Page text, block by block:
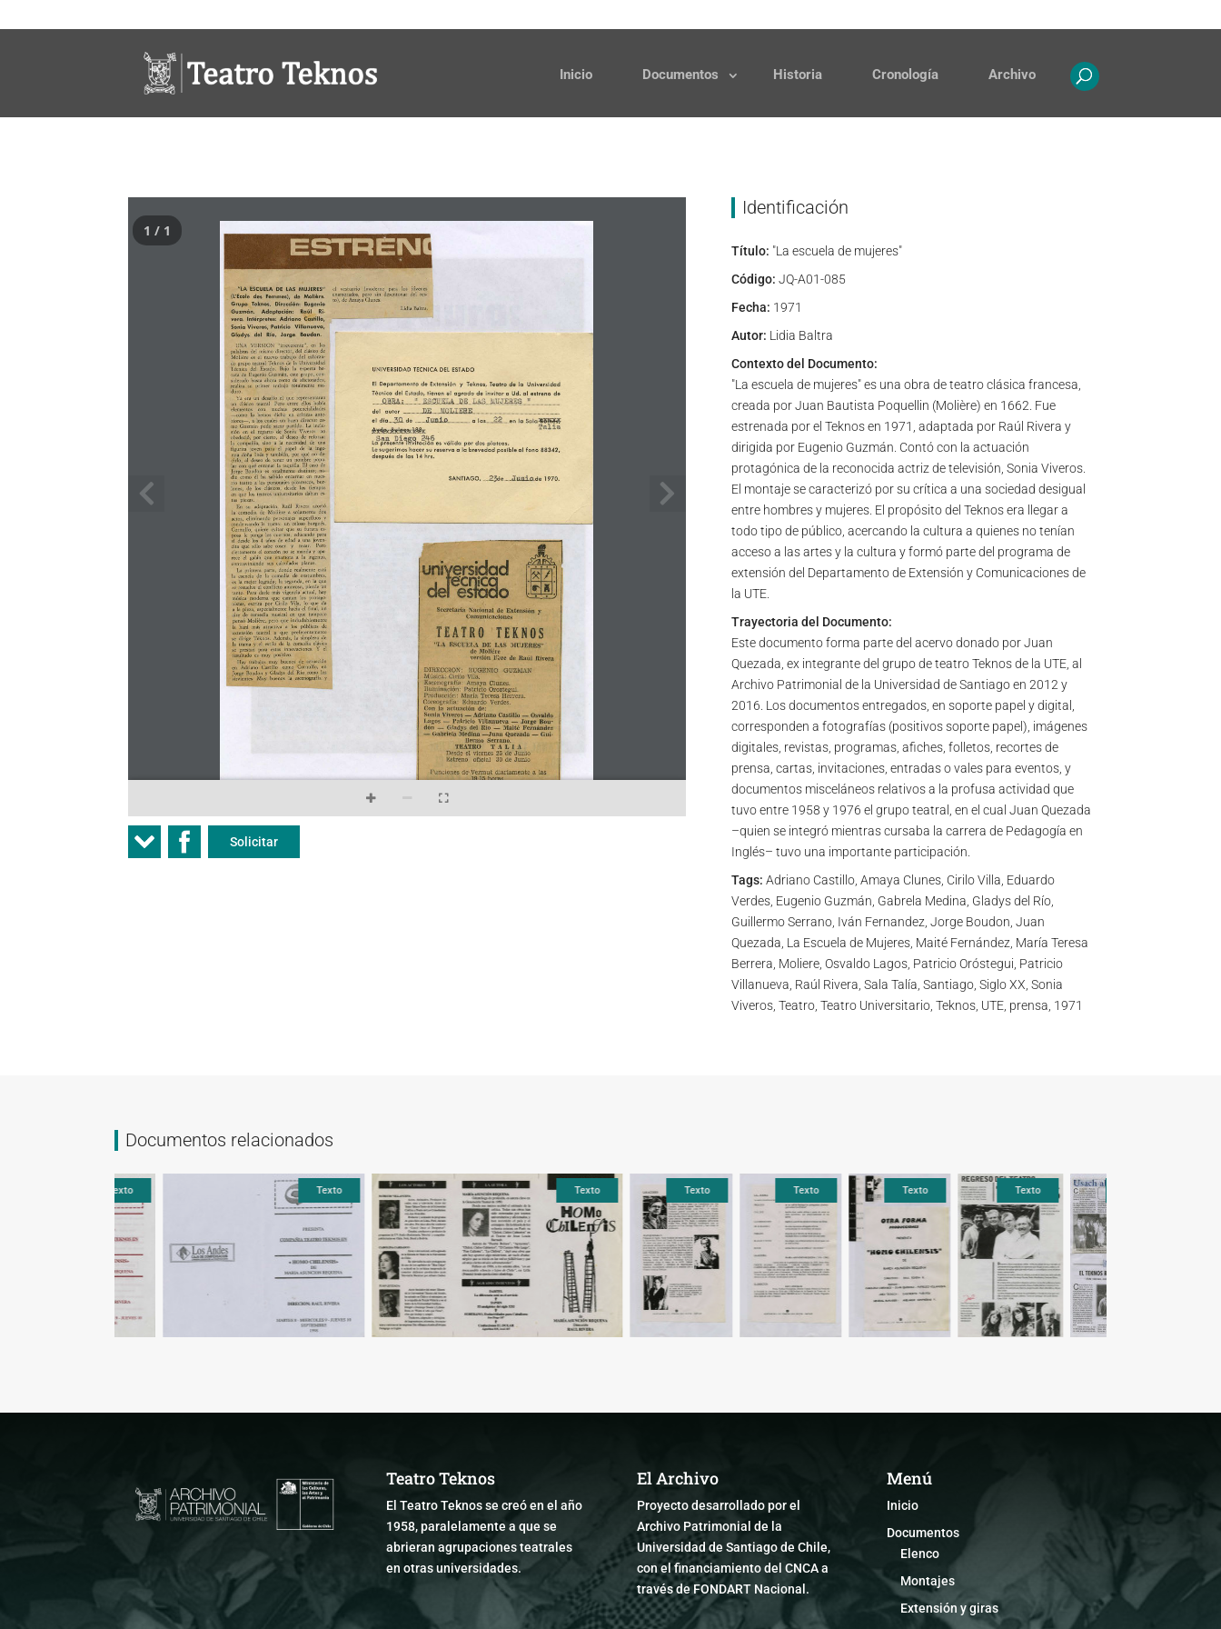
Inicio Documentos Historia Cronología Archivo
1 / 1
Solicitar
Identificación
Título: "La escuela de mujeres"
Código: JQ-A01-085
Fecha: 1971
Autor: Lidia Baltra
Contexto del Documento:
"La escuela de mujeres" es una obra de teatro clásica francesa,
creada por Juan Bautista Poquellin (Molière) en 1662. Fue
estrenada por el Teknos en 1971, adaptada por Raúl Rivera y
dirigida por Eugenio Guzmán. Contó con la actuación
protagónica de la reconocida actriz de televisión, Sonia Viveros.
El montaje se caracterizó por su crítica a una sociedad desigual
entre hombres y mujeres. El propósito del Teknos era llegar a
todo tipo de público, acercando la cultura a quienes no tenían
acceso a las artes y la cultura y formó parte del programa de
extensión del Departamento de Extensión y Comunicaciones de
la UTE.
Trayectoria del Documento:
Este documento forma parte del acervo donado por Juan
Quezada, ex integrante del grupo de teatro Teknos de la UTE, al
Archivo Patrimonial de la Universidad de Santiago en 2012 y
2016. Los documentos entregados, en soporte papel y digital,
corresponden a fotografías (positivos soporte papel), imágenes
digitales, revistas, programas, afiches, folletos, recortes de
prensa, cartas, invitaciones, entradas o vales para eventos, y
documentos misceláneos relativos a la profusa actividad que
tuvo entre 1958 y 1976 el grupo teatral, en el cual Juan Quezada
–quien se integró mientras cursaba la carrera de Pedagogía en
Inglés– tuvo una importante participación.
Tags: Adriano Castillo, Amaya Clunes, Cirilo Villa, Eduardo
Verdes, Eugenio Guzmán, Gabrela Medina, Gladys del Río,
Guillermo Serrano, Iván Fernandez, Jorge Boudon, Juan
Quezada, La Escuela de Mujeres, Maité Fernández, María Teresa
Berrera, Moliere, Osvaldo Lagos, Patricio Oróstegui, Patricio
Villanueva, Raúl Rivera, Sala Talía, Santiago, Siglo XX, Sonia
Viveros, Teatro, Teatro Universitario, Teknos, UTE, prensa, 1971
Documentos relacionados
Texto Texto Texto Texto Texto Texto
Teatro Teknos
El Teatro Teknos se creó en el año
1958, paralelamente a que se
abrieran agrupaciones teatrales
en otras universidades.
El Archivo
Proyecto desarrollado por el
Archivo Patrimonial de la
Universidad de Santiago de Chile,
con el financiamiento del CNCA a
través de FONDART Nacional.
Menú
Inicio
Documentos
Elenco
Montajes
Extensión y giras